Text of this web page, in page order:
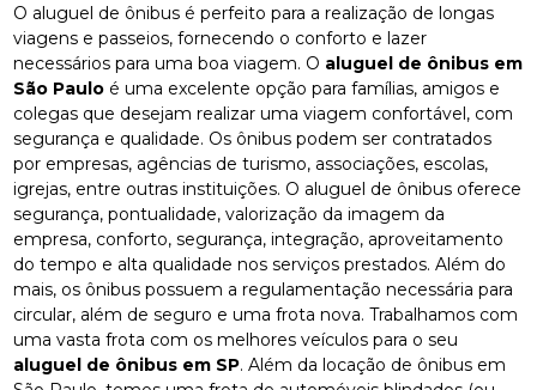
O aluguel de ônibus é perfeito para a realização de longas
viagens e passeios, fornecendo o conforto e lazer
necessários para uma boa viagem. O aluguel de ônibus em
São Paulo é uma excelente opção para famílias, amigos e
colegas que desejam realizar uma viagem confortável, com
segurança e qualidade. Os ônibus podem ser contratados
por empresas, agências de turismo, associações, escolas,
igrejas, entre outras instituições. O aluguel de ônibus oferece
segurança, pontualidade, valorização da imagem da
empresa, conforto, segurança, integração, aproveitamento
do tempo e alta qualidade nos serviços prestados. Além do
mais, os ônibus possuem a regulamentação necessária para
circular, além de seguro e uma frota nova. Trabalhamos com
uma vasta frota com os melhores veículos para o seu
aluguel de ônibus em SP. Além da locação de ônibus em